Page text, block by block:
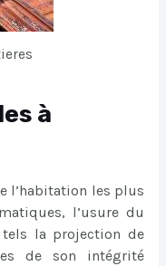
à
l’habitation les plus
l’usure du
la projection de
de son intégrité